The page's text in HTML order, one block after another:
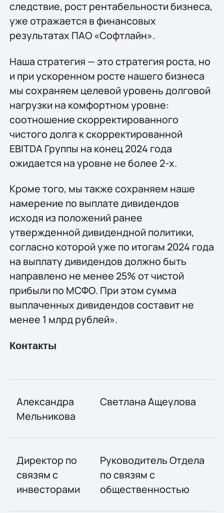
следствие, рост рентабельности бизнеса,
уже отражается в финансовых
результатах ПАО «Софтлайн».
Наша стратегия — это стратегия роста, но
и при ускоренном росте нашего бизнеса
мы сохраняем целевой уровень долговой
нагрузки на комфортном уровне:
соотношение скорректированного
чистого долга к скорректированной
EBITDA Группы на конец 2024 года
ожидается на уровне не более 2-х.
Кроме того, мы также сохраняем наше
намерение по выплате дивидендов
исходя из положений ранее
утвержденной дивидендной политики,
согласно которой уже по итогам 2024 года
на выплату дивидендов должно быть
направлено не менее 25% от чистой
прибыли по МСФО. При этом сумма
выплаченных дивидендов составит не
менее 1 млрд рублей».
​​Контакты
Александра
Мельникова
Светлана Ащеулова
Директор по
связям с
инвесторами
Руководитель Отдела
по связям с
общественностью